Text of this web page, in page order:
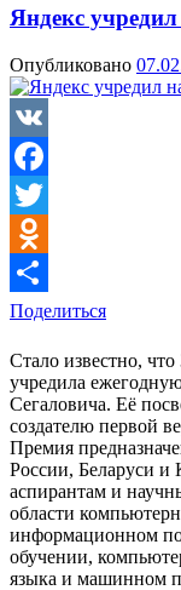
Яндекс
Опубликовано
VK
Facebook
Twitter
Odnoklassniki
Поделиться
Стало известно,
учредила
Сегаловича. Её
создателю первой
Премия
России, Беларуси и
аспирантам и
области
информационном
обучении,
языка и машинном